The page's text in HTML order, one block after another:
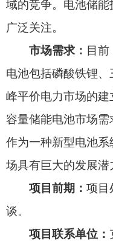
项目前期：项目处于
谈。
项目联系单位：克州